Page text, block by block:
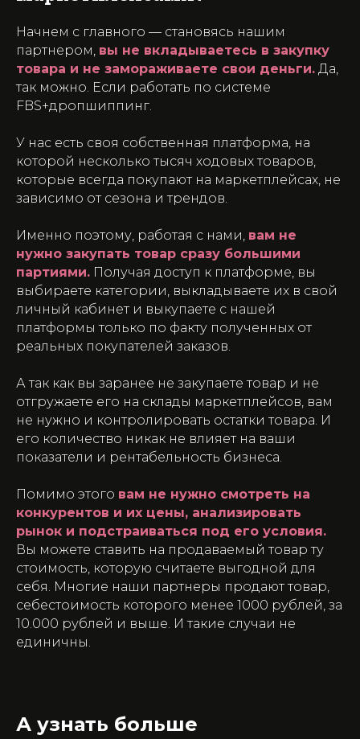
Начнем с главного — становясь нашим
партнером, вы не вкладываетесь в закупку
товара и не замораживаете свои деньги. Да,
так можно. Если работать по системе
FBS+дропшиппинг.
У нас есть своя собственная платформа, на
которой несколько тысяч ходовых товаров,
которые всегда покупают на маркетплейсах, не
зависимо от сезона и трендов.
Именно поэтому, работая с нами, вам не
нужно закупать товар сразу большими
партиями. Получая доступ к платформе, вы
выбираете категории, выкладываете их в свой
личный кабинет и выкупаете с нашей
платформы только по факту полученных от
реальных покупателей заказов.
А так как вы заранее не закупаете товар и не
отгружаете его на склады маркетплейсов, вам
не нужно и контролировать остатки товара. И
его количество никак не влияет на ваши
показатели и рентабельность бизнеса.
Помимо этого вам не нужно смотреть на
конкурентов и их цены, анализировать
рынок и подстраиваться под его условия.
Вы можете ставить на продаваемый товар ту
стоимость, которую считаете выгодной для
себя. Многие наши партнеры продают товар,
себестоимость которого менее 1000 рублей, за
10.000 рублей и выше. И такие случаи не
единичны.
А узнать больше